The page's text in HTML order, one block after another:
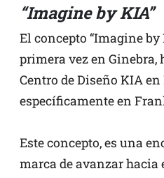
“Imagine by KIA”
El concepto “Imagine by
primera vez en Ginebra,
Centro de Diseño KIA en
específicamente en
Este concepto, es una
marca de avanzar hacia